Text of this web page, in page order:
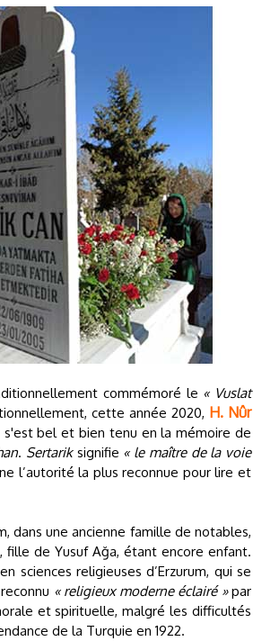
commémoré le « Vuslat
cette année 2020, H. Nûr
s'est bel et bien tenu en la mémoire de
. Sertariksignifie « le maître de la voie
l’autorité la plus reconnue pour lire et
dans une ancienne famille de notables,
de Yusuf Ağa, étant encore enfant.
sciences religieuses d’Erzurum, qui se
« religieux moderne éclairé »par
et spirituelle, malgré les difficultés
de la Turquie en 1922.